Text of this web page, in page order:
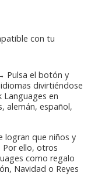
con tu
Pulsa el botón y
divirtiéndose
Languages en
alemán, español,
logran que niños y
Por ello, otros
como regalo
Navidad o Reyes